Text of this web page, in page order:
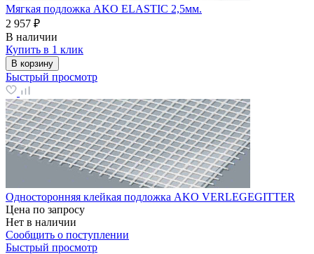
Мягкая подложка AKO ELASTIC 2,5мм.
2 957 ₽
В наличии
Купить в 1 клик
В корзину
Быстрый просмотр
Односторонняя клейкая подложка AKO VERLEGEGITTER
Цена по запросу
Нет в наличии
Сообщить о поступлении
Быстрый просмотр